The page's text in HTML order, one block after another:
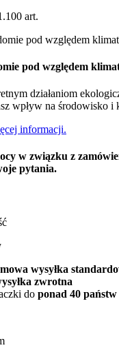
art.
pod względem
działaniom
wpływ na środowisko i
informacji.
w związku z
pytania.
wysyłka
zwrotna
do ponad 40 państw